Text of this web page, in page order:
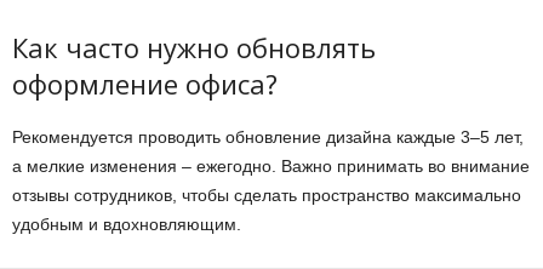
Как часто нужно обновлять
оформление офиса?
Рекомендуется проводить обновление дизайна каждые 3–5 лет,
а мелкие изменения – ежегодно. Важно принимать во внимание
отзывы сотрудников, чтобы сделать пространство максимально
удобным и вдохновляющим.